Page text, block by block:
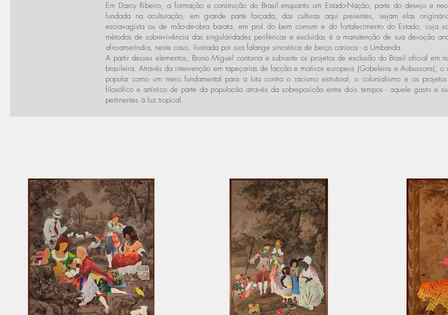
Em Darcy Ribeiro, a formação e construção do Brasil enquanto um Estado-Nação, parte do desejo e
fundada na aculturação, em grande parte forçada, das culturas aqui presentes, sejam elas
escravagista ou de mão-de-obra barata, em prol do bem comum e do fortalecimento do Estado, cuja
métodos de sobrevivência das singularidades periféricas e excluídas é a manutenção de sua devoção
afro-ameríndia, neste caso, ilustrada por sua falange sincrética de berço carioca - a Umbanda.
A partir desses elementos, Bruno Miguel contorna e subverte os projetos de exclusão do Brasil oficial em
brasileira. Através da intervenção em tapeçarias de facção e motivos europeus (Gobeleins e Aubussons),
popular como um meio fundamental para a luta contra o racismo estrutural, o colonialismo e os
filosófico e artístico de parte da população através da sobreposição entre dois tempos - aquele gasto e
pertinentes à luz tropical.